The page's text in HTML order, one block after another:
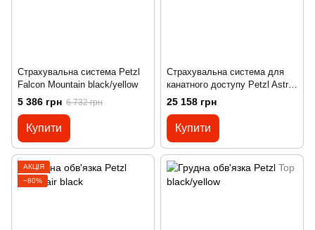
Страхувальна система Petzl
Falcon Mountain black/yellow
5 386 грн 6 732 грн
Купити
Страхувальна система для
канатного доступу Petzl Astro
Bod Fast (2019) black/yellow
25 158 грн
Купити
АКЦІЯ
−80%